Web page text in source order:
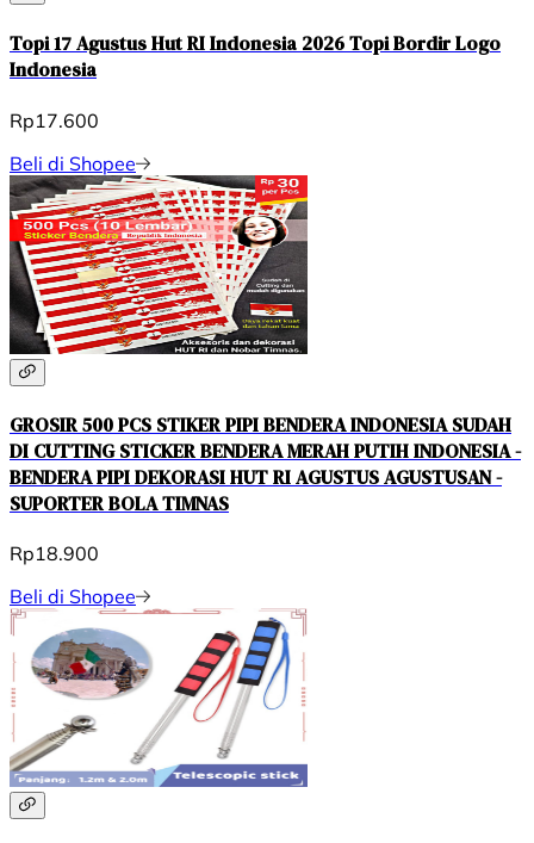
Topi 17 Agustus Hut RI Indonesia 2026 Topi Bordir Logo
Indonesia
Rp17.600
Beli di Shopee
GROSIR 500 PCS STIKER PIPI BENDERA INDONESIA SUDAH
DI CUTTING STICKER BENDERA MERAH PUTIH INDONESIA -
BENDERA PIPI DEKORASI HUT RI AGUSTUS AGUSTUSAN -
SUPORTER BOLA TIMNAS
Rp18.900
Beli di Shopee